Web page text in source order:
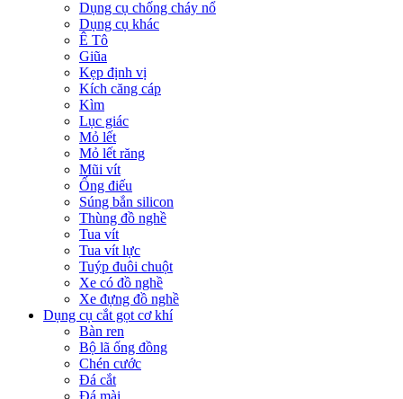
Dụng cụ chống cháy nổ
Dụng cụ khác
Ê Tô
Giũa
Kẹp định vị
Kích căng cáp
Kìm
Lục giác
Mỏ lết
Mỏ lết răng
Mũi vít
Ống điếu
Súng bắn silicon
Thùng đồ nghề
Tua vít
Tua vít lực
Tuýp đuôi chuột
Xe có đồ nghề
Xe đựng đồ nghề
Dụng cụ cắt gọt cơ khí
Bàn ren
Bộ lã ống đồng
Chén cước
Đá cắt
Đá mài